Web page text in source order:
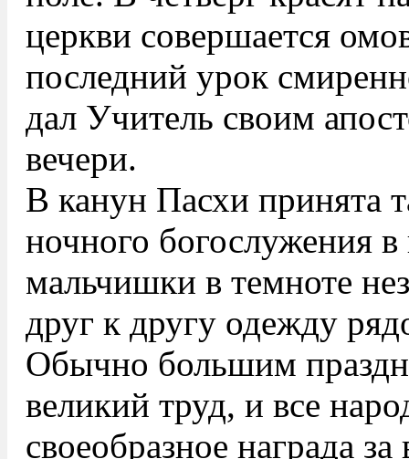
церкви совершается
последний урок
дал Учитель своим
вечери.
В канун Пасхи принята
ночного богослужения в
мальчишки в темноте
друг к другу одежду
Обычно большим
великий труд, и все
своеобразное награда